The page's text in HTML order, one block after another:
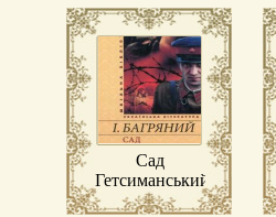
Сад
Гетсиманський